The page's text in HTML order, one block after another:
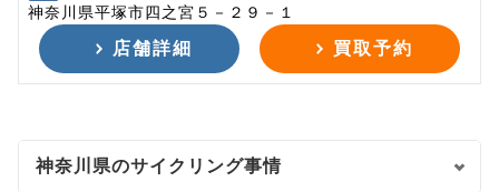
神奈川県平塚市四之宮５－２９－１
店舗詳細 買取予約
神奈川県のサイクリング事情